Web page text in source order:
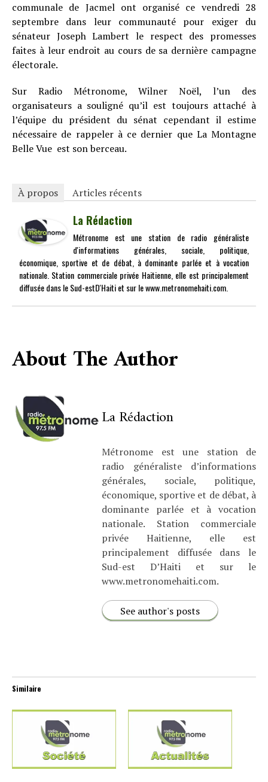
communale de Jacmel ont organisé ce vendredi 28
septembre dans leur communauté pour exiger du
sénateur Joseph Lambert le respect des promesses
faites à leur endroit au cours de sa dernière campagne
électorale.
Sur Radio Métronome, Wilner Noël, l’un des
organisateurs a souligné qu’il est toujours attaché à
l’équipe du président du sénat cependant il estime
nécessaire de rappeler à ce dernier que La Montagne
Belle Vue est son berceau.
À propos Articles récents
La Rédaction
Métronome est une station de radio généraliste
d'informations générales, sociale, politique,
économique, sportive et de débat, à dominante parlée et à vocation
nationale. Station commerciale privée Haitienne, elle est principalement
diffusée dans le Sud-estD'Haiti et sur le www.metronomehaiti.com.
About The Author
La Rédaction
Métronome est une station de
radio généraliste d’informations
générales, sociale, politique,
économique, sportive et de débat, à
dominante parlée et à vocation
nationale. Station commerciale
privée Haitienne, elle est
principalement diffusée dans le
Sud-est D’Haiti et sur le
www.metronomehaiti.com.
See author's posts
Similaire